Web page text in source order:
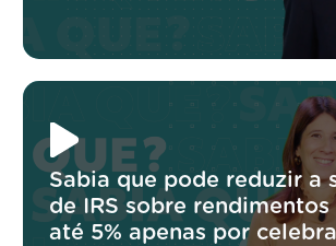
Sabia que pode reduzir a
de IRS sobre
até 5% apenas por